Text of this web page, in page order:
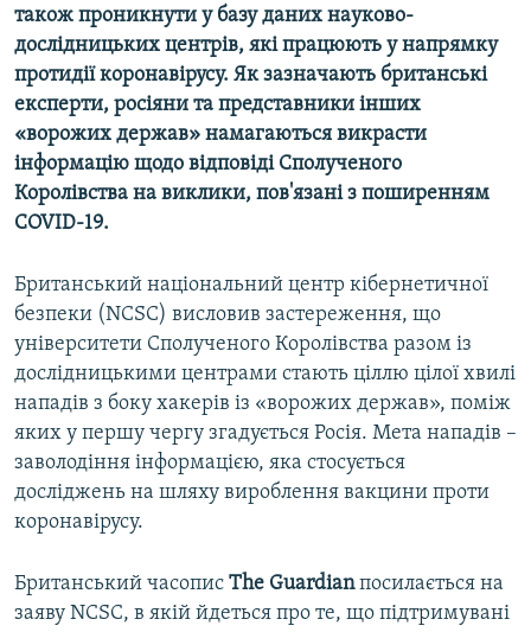
також проникнути у базу даних науково-
дослідницьких центрів, які працюють у напрямку
протидії коронавірусу. Як зазначають британські
експерти, росіяни та представники інших
«ворожих держав» намагаються викрасти
інформацію щодо відповіді Сполученого
Королівства на виклики, пов'язані з поширенням
COVID-19.
Британський національний центр кібернетичної
безпеки (NCSC) висловив застереження, що
університети Сполученого Королівства разом із
дослідницькими центрами стають ціллю цілої хвилі
нападів з боку хакерів із «ворожих держав», поміж
яких у першу чергу згадується Росія. Мета нападів –
заволодіння інформацією, яка стосується
досліджень на шляху вироблення вакцини проти
коронавірусу.
Британський часопис The Guardianпосилається на
заяву NCSC, в якій йдеться про те, що підтримувані